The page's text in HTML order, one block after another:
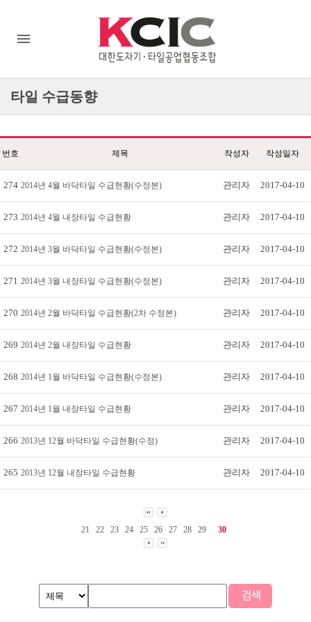
타일 수급동향
번호 제목 작성자 작성일자
274 2014년 4월 바닥타일 수급현황(수정본) 관리자 2017-04-10
273 2014년 4월 내장타일 수급현황 관리자 2017-04-10
272 2014년 3월 바닥타일 수급현황(수정본) 관리자 2017-04-10
271 2014년 3월 내장타일 수급현황(수정본) 관리자 2017-04-10
270 2014년 2월 바닥타일 수급현황(2차 수정본) 관리자 2017-04-10
269 2014년 2월 내장타일 수급현황 관리자 2017-04-10
268 2014년 1월 바닥타일 수급현황(수정본) 관리자 2017-04-10
267 2014년 1월 내장타일 수급현황 관리자 2017-04-10
266 2013년 12월 바닥타일 수급현황(수정) 관리자 2017-04-10
265 2013년 12월 내장타일 수급현황 관리자 2017-04-10
21 22 23 24 25 26 27 28 29 30